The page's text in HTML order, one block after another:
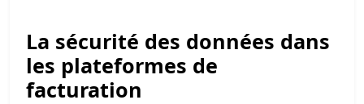
La sécurité des données dans
les plateformes de
facturation